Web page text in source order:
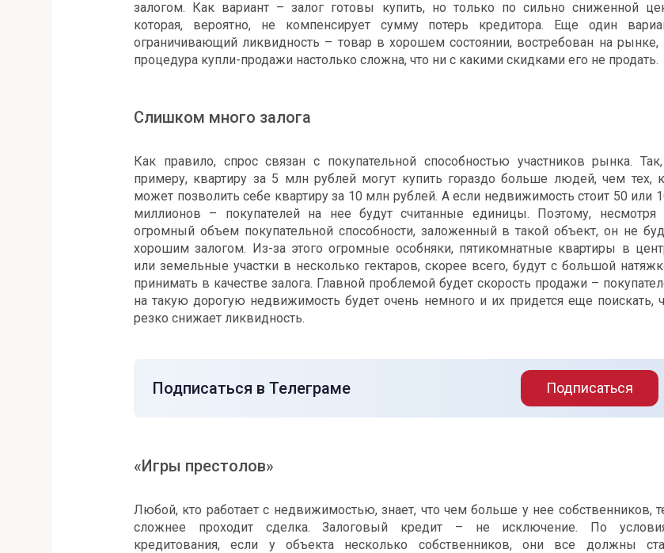
залогом. Как вариант – залог готовы купить, но только по сильно сниженной
которая, вероятно, не компенсирует сумму потерь кредитора. Еще один
ограничивающий ликвидность – товар в хорошем состоянии, востребован на рынке,
процедура купли-продажи настолько сложна, что ни с какими скидками его не продать.
Слишком много залога
Как правило, спрос связан с покупательной способностью участников рынка.
примеру, квартиру за 5 млн рублей могут купить гораздо больше людей, чем тех,
может позволить себе квартиру за 10 млн рублей. А если недвижимость стоит 50 или
миллионов – покупателей на нее будут считанные единицы. Поэтому, несмотря
огромный объем покупательной способности, заложенный в такой объект, он не
хорошим залогом. Из-за этого огромные особняки, пятикомнатные квартиры в
или земельные участки в несколько гектаров, скорее всего, будут с большой
принимать в качестве залога. Главной проблемой будет скорость продажи –
на такую дорогую недвижимость будет очень немного и их придется еще поискать,
резко снижает ликвидность.
Подписаться в Телеграме Подписаться
«Игры престолов»
Любой, кто работает с недвижимостью, знает, что чем больше у нее собственников,
сложнее проходит сделка. Залоговый кредит – не исключение. По
кредитования, если у объекта несколько собственников, они все должны